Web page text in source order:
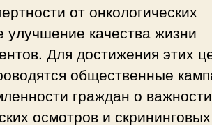
от онкологических
улучшение качества жизни
Для достижения этих
общественные
граждан о важности
осмотров и скрининговых